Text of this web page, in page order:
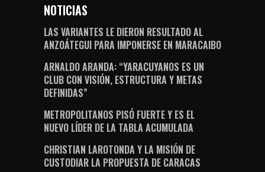
NOTICIAS
LAS VARIANTES LE DIERON RESULTADO AL
ANZOÁTEGUI PARA IMPONERSE EN MARACAIBO
ARNALDO ARANDA: “YARACUYANOS ES UN
CLUB CON VISIÓN, ESTRUCTURA Y METAS
DEFINIDAS”
METROPOLITANOS PISÓ FUERTE Y ES EL
NUEVO LÍDER DE LA TABLA ACUMULADA
CHRISTIAN LAROTONDA Y LA MISIÓN DE
CUSTODIAR LA PROPUESTA DE CARACAS